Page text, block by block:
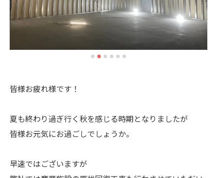
皆様お疲れ様です！
夏も終わり過ぎ行く秋を感じる時期となりましたが
皆様お元気にお過ごしでしょうか。
早速ではございますが